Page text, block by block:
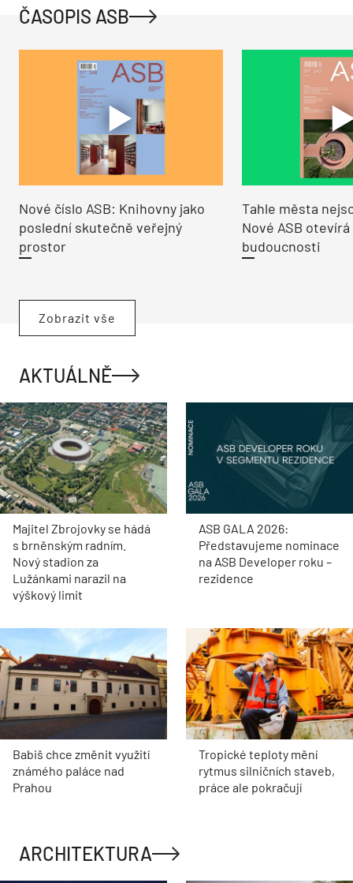
ČASOPIS ASB
Nové číslo ASB: Knihovny jako
poslední skutečně veřejný
prostor
Tahle města
Nové ASB
budoucnosti
Zobrazit vše
AKTUÁLNĚ
Majitel Zbrojovky se hádá
s brněnským radním.
Nový stadion za
Lužánkami narazil na
výškový limit
ASB GALA 2026:
Představujeme nominace
na ASB Developer roku –
rezidence
Babiš chce změnit využití
známého paláce nad
Prahou
Tropické teploty mění
rytmus silničních staveb,
práce ale pokračují
ARCHITEKTURA